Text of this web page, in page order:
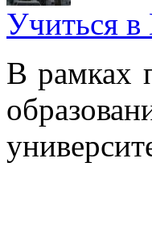
Учиться в
В рамках